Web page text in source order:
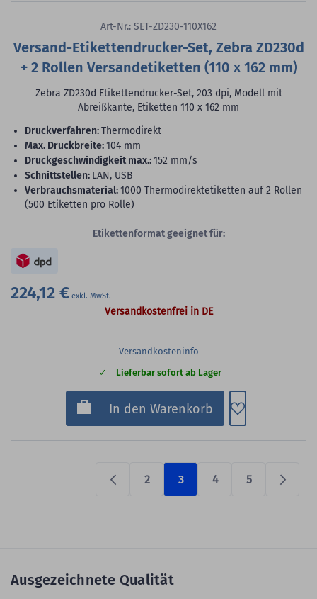
Art-Nr.: SET-ZD230-110X162
Versand-Etikettendrucker-Set, Zebra ZD230d
+ 2 Rollen Versandetiketten (110 x 162 mm)
Zebra ZD230d Etikettendrucker-Set, 203 dpi, Modell mit
Abreißkante, Etiketten 110 x 162 mm
Druckverfahren:Thermodirekt
max. Druckbreite:104 mm
Druckgeschwindigkeit max.:152 mm/s
Schnittstellen: LAN, USB
Verbrauchsmaterial:1000 Thermodirektetiketten auf 2 Rollen
(500 Etiketten pro Rolle)
Etikettenformat geeignet für:
224,12 €
Versandkostenfrei in DE
Versandkosteninfo
Lieferbar sofort ab Lager
In den Warenkorb Zum
2 3 4 5
Ausgezeichnete Qualität